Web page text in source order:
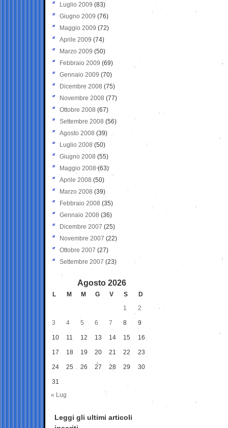
Luglio 2009 (83)
Giugno 2009 (76)
Maggio 2009 (72)
Aprile 2009 (74)
Marzo 2009 (50)
Febbraio 2009 (69)
Gennaio 2009 (70)
Dicembre 2008 (75)
Novembre 2008 (77)
Ottobre 2008 (67)
Settembre 2008 (56)
Agosto 2008 (39)
Luglio 2008 (50)
Giugno 2008 (55)
Maggio 2008(63)
Aprile 2008 (50)
Marzo 2008 (39)
Febbraio 2008 (35)
Gennaio 2008 (36)
Dicembre 2007 (25)
Novembre 2007 (22)
Ottobre 2007 (27)
Settembre 2007 (23)
Agosto 2026
L M M G V S
D
1
2
3 4 5 6 7 8 9
10 11 12 13 14 15 16
17 18 19 20 21 22 23
24 25 26 27 28 29 30
31
« Lug
Leggi gli ultimi articoli